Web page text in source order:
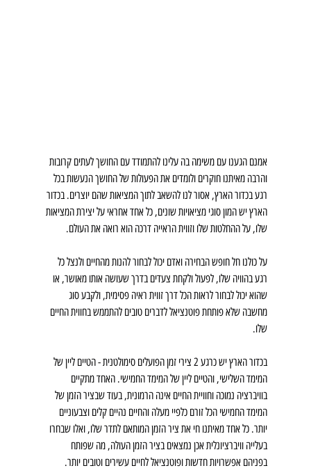
אמנם הגענו עם משימה בה עלינו להתמודד עם החושך לעתים קרובות
והרבה מאיתנו חוקרים ולומדים את הפעולות של החושך הנעשות בכל
רגע בכדור הארץ, אסור לנו להשאב לתוך המציאות שהם יוצרים. בכדור
הארץ יש המון סוגי מציאויות שונים, כל אחד אחראי על יצירת המציאות
שלו, על ההחלטות שלו וזווית הראייה דרכה הוא רואה את העולם.
על כולנו חל חופש הבחירה ואדם יכול לבחור להנות מהחיים ולנצל כל
רגע בהוויה שלו, לפעול ולקחת צעדים בדרך שעושה אותו מאושר, או
שהוא יכול לבחור לראות הכל דרך זווית ראיה פסימית, ולקבע סוג
מחשבה שלא פותחת פוטנציאל לדברים טובים להתממש בחווית החיים
שלו.
בכדור הארץ יש כרגע 2 צירי זמן הפועלים סימולטנית - הטיים ליין של
המימד השלישי, והטיים ליין של המימד החמישי. האחד מתקיים
בוויברציה נמוכה וחוויית החיים אינה הרמונית, בעוד שבציר הזמן של
המימד החמישי הכל זורם כלפיי מעלה והחיים נהיים קלים וצבעוניים
יותר. כל אחד מאיתנו חי את ציר הזמן המותאם לתדר שלו, ואלו שבחרו
בעלייה וויברציונלית אכן נמצאים בציר הזמן העולה, מה שפותח
בפניהם אפשרויות חדשות ופוטנציאל לחיים עשירים וטובים יותר.